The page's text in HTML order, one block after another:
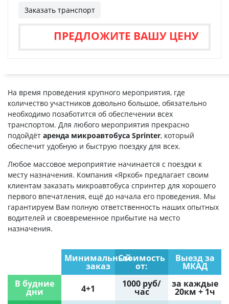
Заказать транспорт
ПРЕДЛОЖИТЕ ВАШУ ЦЕНУ
На время проведения крупного мероприятия, где
количество участников довольно большое, обязательно
необходимо позаботится об обеспечении всех
транспортом. Для любого мероприятия прекрасно
подойдёт аренда микроавтобуса Sprinter, который
обеспечит удобную и быструю поездку для всех.
Любое массовое мероприятие начинается с поездки к
месту назначения. Компания «Яркоб» предлагает своим
клиентам заказать микроавтобуса спринтер для хорошего
первого впечатления, ещё до начала его проведения. Мы
гарантируем Вам полную ответственность наших опытных
водителей и своевременное прибытие на место
назначения.
Минимальный
заказ
Стоимость
от:
Выезд за
МКАД
В будние
дни 4+1 1000 руб/
час
за каждые
20км + 1ч